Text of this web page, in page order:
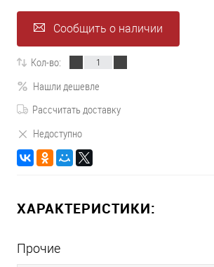
Сообщить о наличии
Кол-во:
Нашли дешевле
Рассчитать доставку
Недоступно
ХАРАКТЕРИСТИКИ:
Прочие